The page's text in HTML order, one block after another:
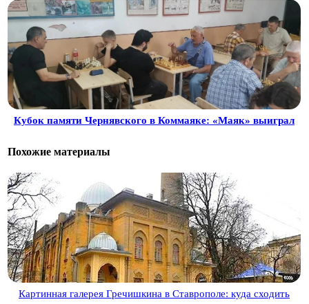
Кубок памяти Чернявского в Коммаяке: «Маяк» выиграл
Похожие материалы
Картинная галерея Гречишкина в Ставрополе: куда сходить